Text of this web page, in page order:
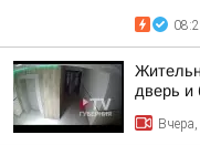
дверь и